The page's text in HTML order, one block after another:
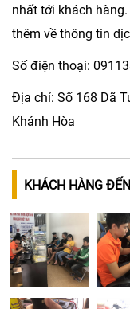
nhất tới khách
thêm về thông tin
Số điện thoại:
Địa chỉ: Số 168 Dã
Khánh Hòa
KHÁCH HÀNG